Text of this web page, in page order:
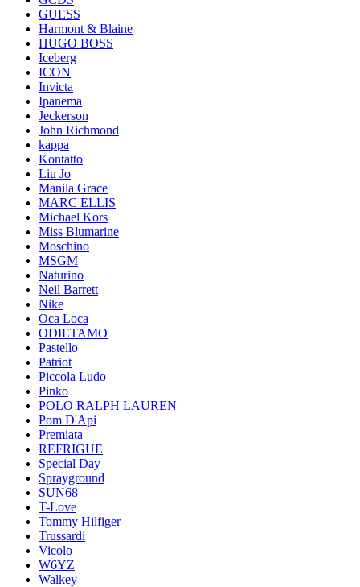
GUESS
Harmont & Blaine
HUGO BOSS
Iceberg
ICON
Invicta
Ipanema
Jeckerson
John Richmond
kappa
Kontatto
Liu Jo
Manila Grace
MARC ELLIS
Michael Kors
Miss Blumarine
Moschino
MSGM
Naturino
Neil Barrett
Nike
Oca Loca
ODIETAMO
Pastello
Patriot
Piccola Ludo
Pinko
POLO RALPH LAUREN
Pom D'Api
Premiata
REFRIGUE
Special Day
Sprayground
SUN68
T-Love
Tommy Hilfiger
Trussardi
Vicolo
W6YZ
Walkey